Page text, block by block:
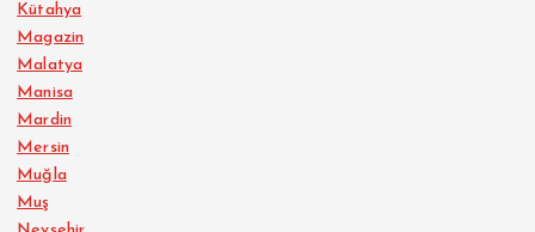
Kütahya
Magazin
Malatya
Manisa
Mardin
Mersin
Muğla
Muş